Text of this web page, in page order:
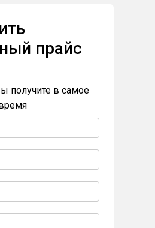
прайс
получите в самое